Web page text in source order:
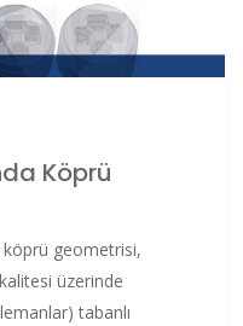
Köprü
köprü geometrisi,
üzerinde
tabanlı